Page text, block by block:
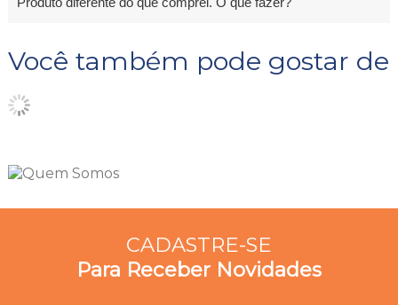
Você também pode gostar de
CADASTRE-SE
Para Receber Novidades